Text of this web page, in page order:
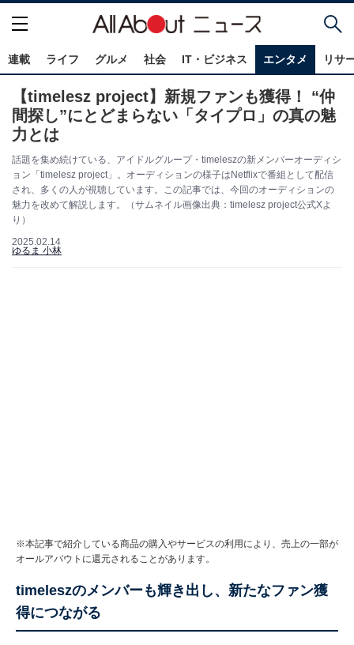
連載 ライフ グルメ 社会 IT・ビジネス エンタメ リサ
【timelesz project】新規ファンも獲得！ “仲
間探し”にとどまらない「タイプロ」の真の魅
力とは
話題を集め続けている、アイドルグループ・timeleszの新メンバーオーディシ
ョン「timelesz project」。オーディションの様子はNetflixで番組として配信
され、多くの人が視聴しています。この記事では、今回のオーディションの
魅力を改めて解説します。（サムネイル画像出典：timelesz project公式Xよ
り）
2025.02.14
ゆるま 小林
※本記事で紹介している商品の購入やサービスの利用により、売上の一部が
オールアバウトに還元されることがあります。
timeleszのメンバーも輝き出し、新たなファン獲
得につながる